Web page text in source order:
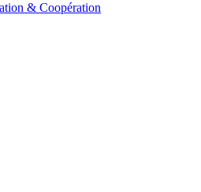
& Coopération